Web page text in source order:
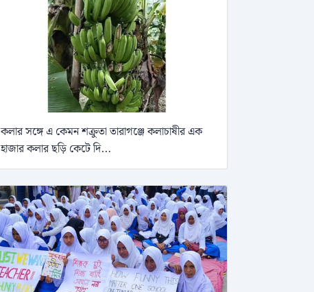
কলার সঙ্গে এ কেমন শক্রুতা তারাগঞ্জে কলাচাষীর এক
হাজার কলার ছড়ি কেটে দি...